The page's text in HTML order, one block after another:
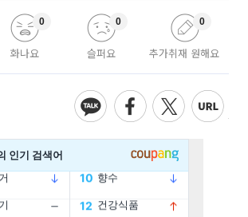
화나요
0
슬퍼요
0
추가취재 원해요
0